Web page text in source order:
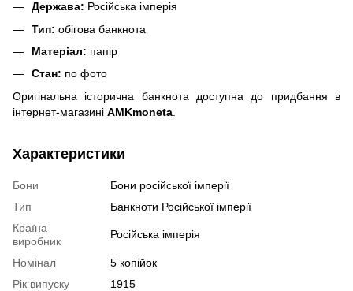
Держава: Російська імперія
Тип: обігова банкнота
Матеріал: папір
Стан: по фото
Оригінальна історична банкнота доступна до придбання в
інтернет-магазині AMKmoneta
Характеристики
Бони
Бони російської імперії
Тип
Банкноти Російської імперії
Країна
виробник
Російська імперія
Номінал
5 копійок
Рік випуску
1915